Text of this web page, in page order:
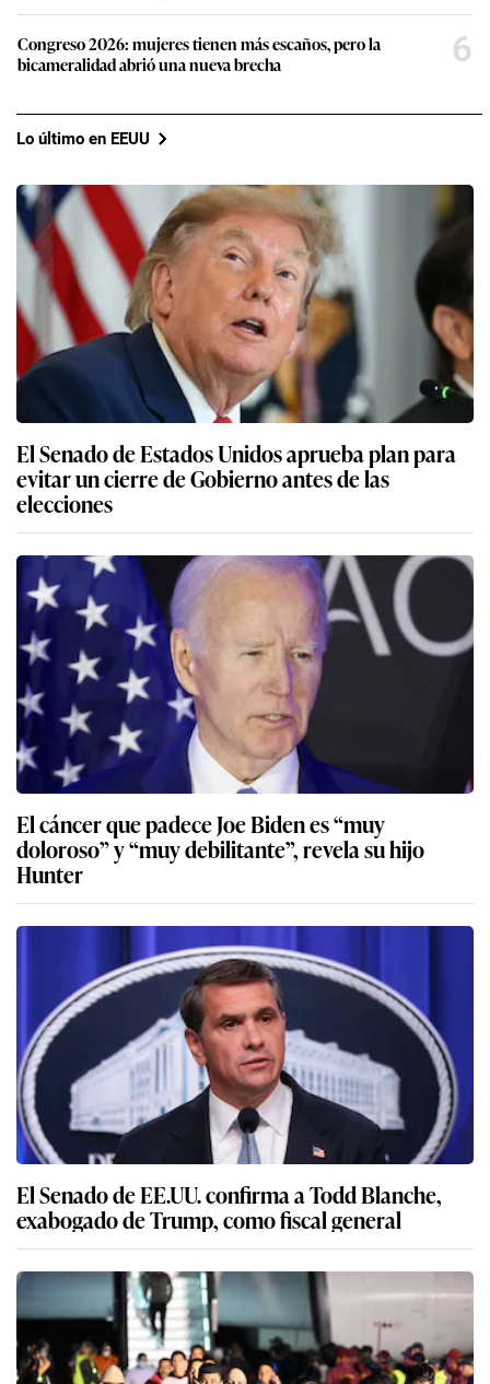
Congreso 2026: mujeres tienen más escaños, pero la
bicameralidad abrió una nueva brecha
6
Lo último en EEUU
El Senado de Estados Unidos aprueba plan para
evitar un cierre de Gobierno antes de las
elecciones
El cáncer que padece Joe Biden es “muy
doloroso” y “muy debilitante”, revela su hijo
Hunter
El Senado de EE.UU. confirma a Todd Blanche,
exabogado de Trump, como fiscal general